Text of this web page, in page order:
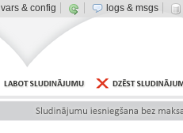
vars & config logs & msgs